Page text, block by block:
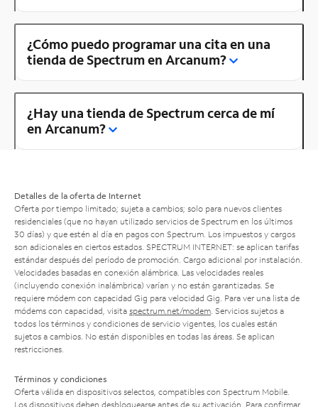
¿Cómo puedo programar una cita en una
tienda de Spectrum en Arcanum?
¿Hay una tienda de Spectrum cerca de mí
en Arcanum?
Detalles de la oferta de Internet
Oferta por tiempo limitado; sujeta a cambios; solo para nuevos clientes
residenciales (que no hayan utilizado servicios de Spectrum en los últimos
30 días) y que estén al día en pagos con Spectrum. Los impuestos y cargos
son adicionales en ciertos estados. SPECTRUM INTERNET: se aplican tarifas
estándar después del período de promoción. Cargo adicional por instalación.
Velocidades basadas en conexión alámbrica. Las velocidades reales
(incluyendo conexión inalámbrica) varían y no están garantizadas. Se
requiere módem con capacidad Gig para velocidad Gig. Para ver una lista de
módems con capacidad, visita spectrum.net/modem . Servicios sujetos a
todos los términos y condiciones de servicio vigentes, los cuales están
sujetos a cambios. No están disponibles en todas las áreas. Se aplican
restricciones.
Términos y condiciones
Oferta válida en dispositivos selectos, compatibles con Spectrum Mobile.
Los dispositivos deben desbloquearse antes de su activación. Para confirmar